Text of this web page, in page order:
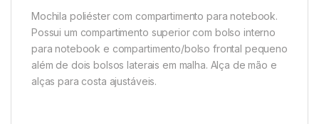
Mochila poliéster com compartimento para notebook.
Possui um compartimento superior com bolso interno
para notebook e compartimento/bolso frontal pequeno
além de dois bolsos laterais em malha. Alça de mão e
alças para costa ajustáveis.